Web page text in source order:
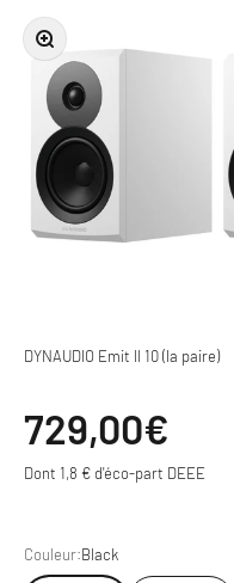
Zoomer sur l'image
DYNAUDIO Emit II 10 (la paire)
Prix de vente
729,00€
Dont 1,8 € d'éco-part DEEE
Couleur:Black